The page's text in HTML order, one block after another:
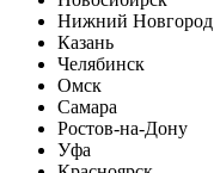
Нижний Новгород
Казань
Челябинск
Омск
Самара
Ростов-на-Дону
Уфа